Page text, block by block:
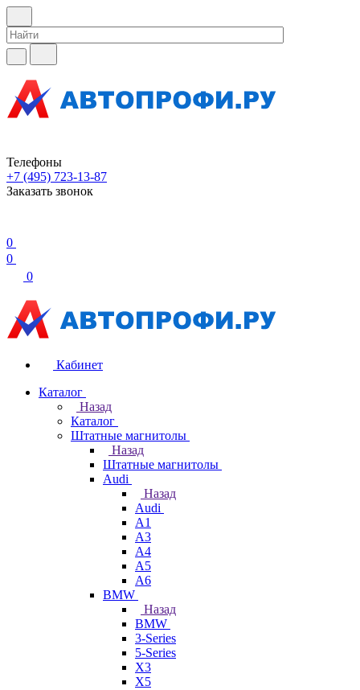
Телефоны
+7 (495) 723-13-87
Заказать звонок
0
0
0
Кабинет
Каталог
Назад
Каталог
Штатные магнитолы
Назад
Штатные магнитолы
Audi
Назад
Audi
A1
A3
A4
A5
A6
BMW
Назад
BMW
3-Series
5-Series
X3
X5